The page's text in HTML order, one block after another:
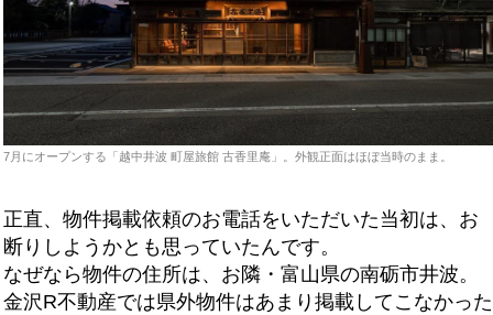
7月にオープンする「越中井波 町屋旅館 古香里庵」。外観正面はほぼ当時のまま。
正直、物件掲載依頼のお電話をいただいた当初は、お
断りしようかとも思っていたんです。
なぜなら物件の住所は、お隣・富山県の南砺市井波。
金沢R不動産では県外物件はあまり掲載してこなかった